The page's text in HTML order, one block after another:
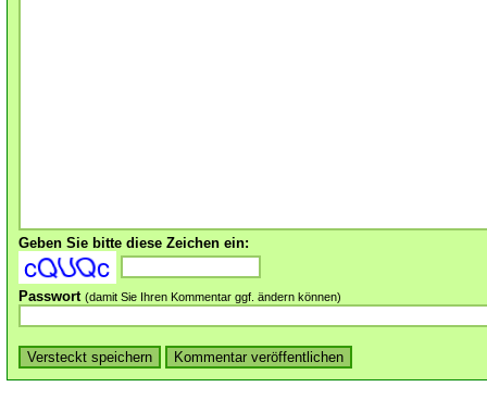
Geben Sie bitte diese Zeichen ein:
Passwort (damit Sie Ihren Kommentar ggf. ändern können)